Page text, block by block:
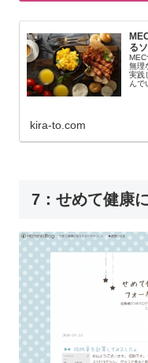
る
MEC
無理
実践
んで
kira-to.com
7：せめて健康